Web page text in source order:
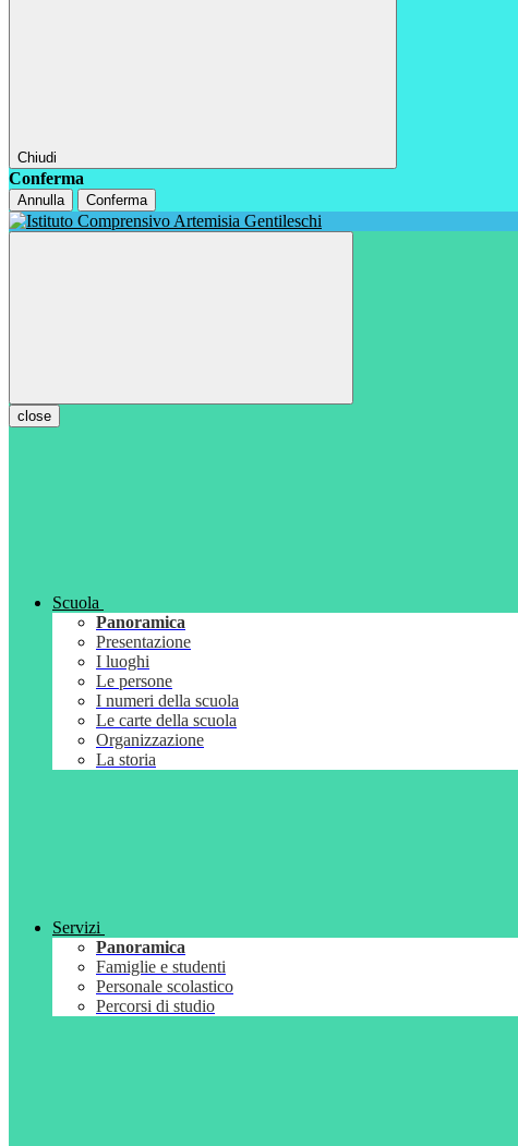
Chiudi
Conferma
Annulla Conferma
close
Scuola
Panoramica
Presentazione
I luoghi
Le persone
I numeri della scuola
Le carte della scuola
Organizzazione
La storia
Servizi
Panoramica
Famiglie e studenti
Personale scolastico
Percorsi di studio